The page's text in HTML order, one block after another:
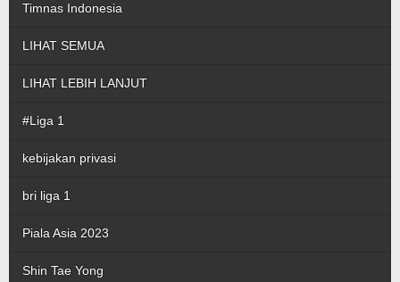
Timnas Indonesia
LIHAT SEMUA
LIHAT LEBIH LANJUT
#Liga 1
kebijakan privasi
bri liga 1
Piala Asia 2023
Shin Tae Yong